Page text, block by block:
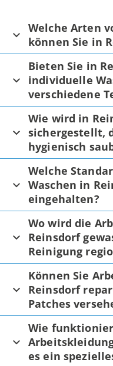
Welche Arten
können Sie in
Bieten Sie in
individuelle
verschiedene
Wie wird in
sichergestellt,
hygienisch
Welche
Waschen in
eingehalten?
Wo wird die
Reinsdorf
Reinigung
Können Sie
Reinsdorf
Patches
Wie
es ein